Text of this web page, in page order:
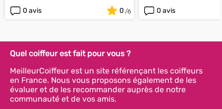
0 avis
0
0 avis
Quel coiffeur est fait pour vous ?
MeilleurCoiffeur est un site référençant les coiffeurs
en France. Nous vous proposons également de les
évaluer et de les recommander auprès de notre
communauté et de vos amis.